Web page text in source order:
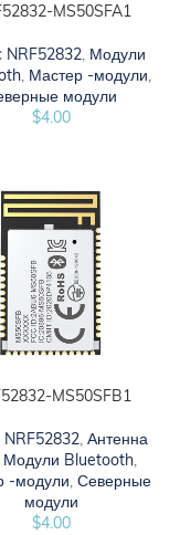
MS50SFA1
NRF52832, Модули
, Мастер -модули,
модули
$4.00
MS50SFB1
NRF52832, Антенна
Модули Bluetooth,
-модули, Северные
модули
$4.00